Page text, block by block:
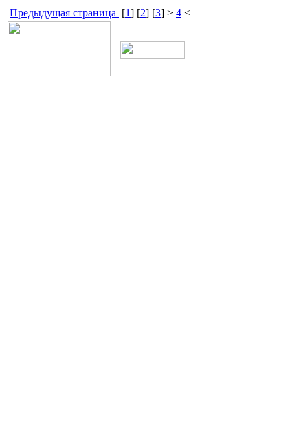
Предыдущая страница [1] [2] [3] > 4 <